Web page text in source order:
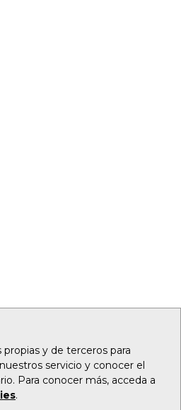
y de terceros para
servicio y conocer el
Para conocer más, acceda a
.